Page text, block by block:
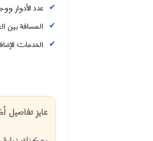
عدد الأدوار
المسافة بين
الخدمات
عايز تفاصيل